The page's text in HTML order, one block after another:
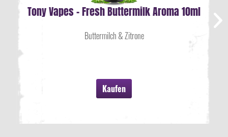
Tony Vapes - Fresh Buttermilk Aroma 10ml
Buttermilch & Zitrone
Kaufen